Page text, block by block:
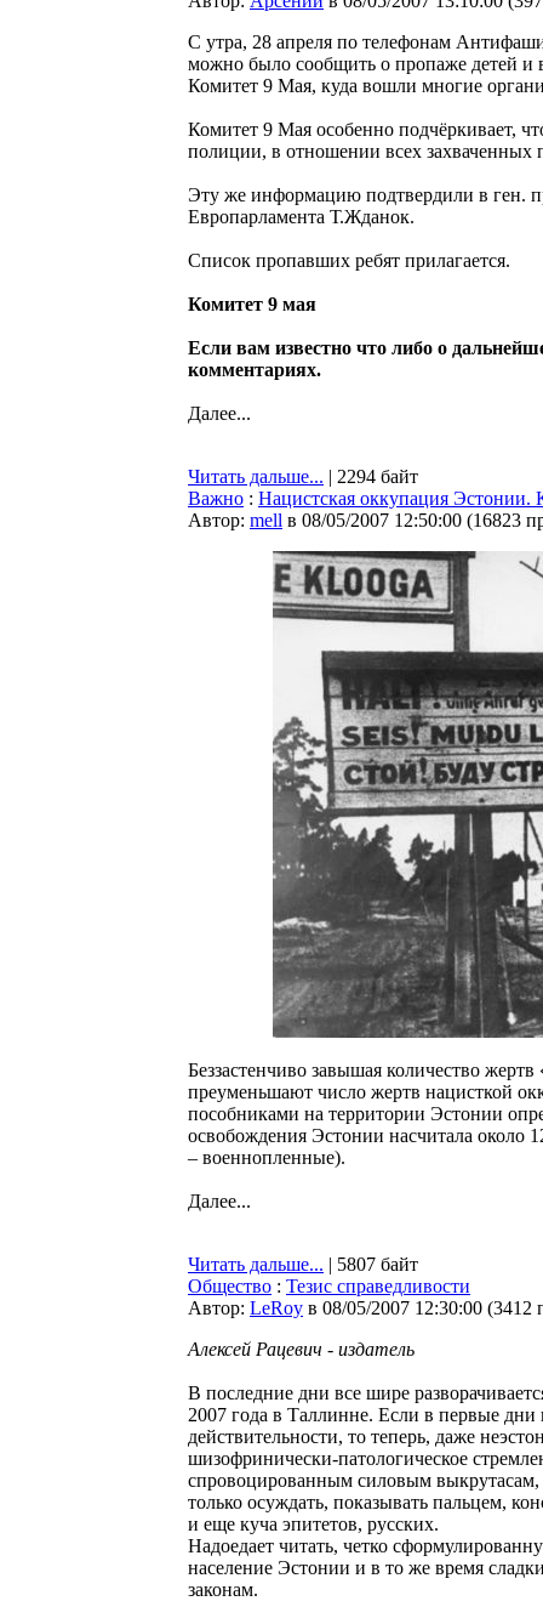
С утра, 28 апреля по телефонам
можно было сообщить о пропаже детей и
Комитет 9 Мая, куда вошли многие
Комитет 9 Мая особенно подчёркивает,
полиции, в отношении всех захваченных
Эту же информацию подтвердили в ген.
Европарламента Т.Жданок.
Список пропавших ребят прилагается.
Комитет 9 мая
Если вам известно что либо о
комментариях.
Далее...
Читать дальше... | 2294 байт
Важно : Нацистская оккупация Эстонии.
Автор: mell в 08/05/2007 12:50:00 (16823
Беззастенчиво завышая количество
преуменьшают число жертв нацисткой
пособниками на территории Эстонии
освобождения Эстонии насчитала
– военнопленные).
Далее...
Читать дальше... | 5807 байт
Общество : Тезис справедливости
Автор: LeRoy в 08/05/2007 12:30:00 (3412
Алексей Рацевич - издатель
В последние дни все шире
2007 года в Таллинне. Если в первые
действительности, то теперь, даже
шизофринически-патологическое
спровоцированным силовым
только осуждать, показывать пальцем,
и еще куча эпитетов, русских.
Надоедает читать, четко
население Эстонии и в то же время
законам.